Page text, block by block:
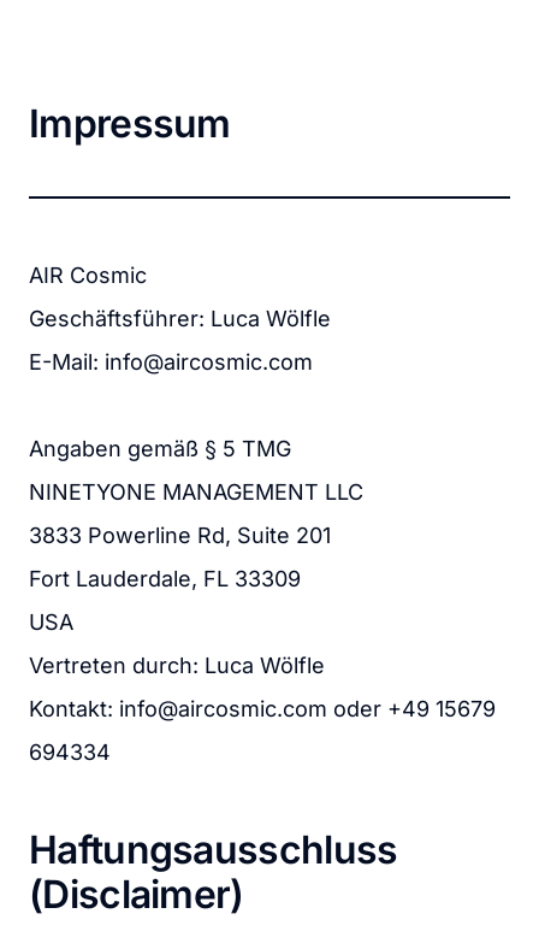
Impressum
AIR Cosmic
Geschäftsführer: Luca Wölfle
E-Mail: info@aircosmic.com
Angaben gemäß § 5 TMG
NINETYONE MANAGEMENT LLC
3833 Powerline Rd, Suite 201
Fort Lauderdale, FL 33309
USA
Vertreten durch: Luca Wölfle
Kontakt: info@aircosmic.com oder +49 15679
694334
Haftungsausschluss
(Disclaimer)